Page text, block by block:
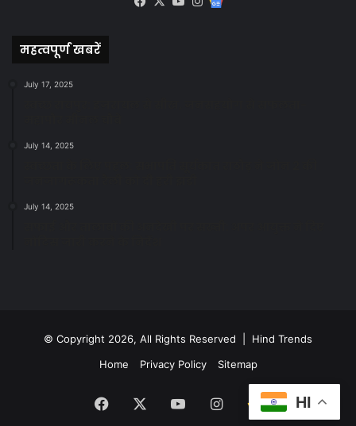
महत्वपूर्ण खबरें
July 17, 2025
July 14, 2025
July 14, 2025
© Copyright 2026, All Rights Reserved | Hind Trends
Home
Privacy Policy Sitemap
Facebook YouTubeInstagramGoogle
HI